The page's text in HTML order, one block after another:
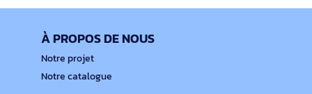
À PROPOS DE NOUS
Notre projet
Notre catalogue